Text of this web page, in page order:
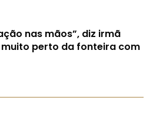
nas mãos”, diz irmã
perto da fonteira com